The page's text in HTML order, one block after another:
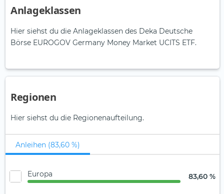
Anlageklassen
Hier siehst du die Anlageklassen des Deka Deutsche
Börse EUROGOV Germany Money Market UCITS ETF.
Regionen
Hier siehst du die Regionenaufteilung.
Anleihen (83,60 %)
Europa 83,60 %